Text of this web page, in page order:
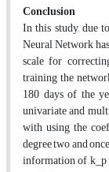
Conclusion
In this study, due
Neural Network
scale for
training the
180 days of the
univariate and
with using the
degree two and
information of k_p